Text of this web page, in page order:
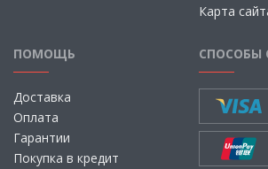
Карта
ПОМОЩЬ
Доставка
Оплата
Гарантии
Покупка в кредит
СПОСОБЫ